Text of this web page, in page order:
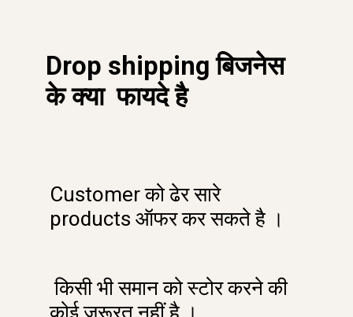
Drop shipping बिजनेस
के क्या फायदे है
Customer को ढेर सारे
products ऑफर कर सकते है ।
किसी भी समान को स्टोर करने की